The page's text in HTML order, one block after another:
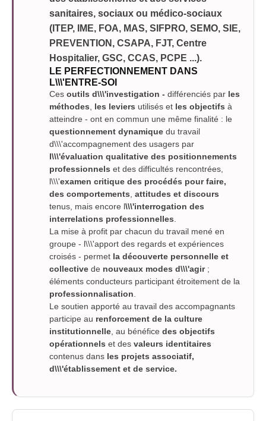
sanitaires, sociaux ou médico-sociaux
(ITEP, IME, FOA, MAS, SIFPRO, SEMO, SIE,
PREVENTION, CSAPA, FJT, Centre
Hospitalier, GSC, CCAS, PCPE ...).
LE PERFECTIONNEMENT DANS
L\\\'ENTRE-SOI
Ces outils d\\\'investigation - différenciés par les
méthodes
les leviers utilisés et les objectifs à
atteindre - ont en commun une même finalité : le
questionnement dynamique du travail
d\\\'accompagnement des usagers par
l\\\'évaluation qualitative des positionnements
professionnels et des difficultés rencontrées,
l\\\'examen critique des procédés pour faire,
des comportements attitudes et discours
tenus, mais encore l\\\'interrogation des
interrelations professionnelles
La mise à profit par chacun du travail mené en
groupe - l\\\'apport des regards et expériences
croisés - permet la découverte personnelle et
collective de nouveaux modes d\\\'agir;
éléments conducteurs participant étroitement de la
professionnalisation
Le soutien apporté au travail des accompagnants
participe au renforcement de la culture
institutionnelle , au bénéfice des objectifs
opérationnels et des valeurs identitaires
contenus dans les projets associatif,
d\\\'établissement et de service.